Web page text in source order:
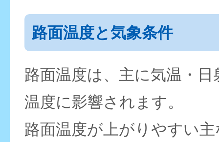
路面温度と気象条件
路面温度は、主に気温・
温度に影響されます。
路面温度が上がりやすい